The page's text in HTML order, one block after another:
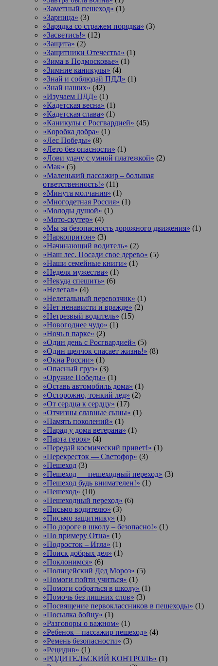
«Заметный пешеход» (1)
«Зарница» (3)
«Зарядка со стражем порядка» (3)
«Засветись!» (12)
«Защита» (2)
«Защитники Отечества» (1)
«Зима в Подмосковье» (1)
«Зимние каникулы» (4)
«Знай и соблюдай ПДД» (1)
«Знай наших» (42)
«Изучаем ПДД» (1)
«Кадетская весна» (1)
«Кадетская слава» (1)
«Каникулы с Росгвардией» (45)
«Коробка добра» (1)
«Лес Победы» (8)
«Лето без опасности» (1)
«Лови удачу с умной платежкой» (2)
«Мак» (5)
«Маленький пассажир – большая
ответственность!» (11)
«Минута молчания» (1)
«Многодетная Россия» (1)
«Молоды душой» (1)
«Мото-скутер» (4)
«Мы за безопасность дорожного движения» (1)
«Наркопритон» (3)
«Начинающий водитель» (2)
«Наш лес. Посади свое дерево» (5)
«Наши семейные книги» (1)
«Неделя мужества» (1)
«Некуда спешить» (6)
«Нелегал» (4)
«Нелегальный перевозчик» (1)
«Нет ненависти и вражде» (2)
«Нетрезвый водитель» (15)
«Новогоднее чудо» (1)
«Ночь в парке» (2)
«Один день с Росгвардией» (5)
«Один щелчок спасает жизнь!» (8)
«Окна России» (1)
«Опасный груз» (3)
«Оружие Победы» (1)
«Оставь автомобиль дома» (1)
«Осторожно, тонкий лед» (2)
«От сердца к сердцу» (17)
«Отчизны славные сыны» (1)
«Память поколений» (1)
«Парад у дома ветерана» (1)
«Парта героя» (4)
«Передай космический привет!» (1)
«Перекресток — Светофор» (3)
«Пешеход (3)
«Пешеход — пешеходный переход» (3)
«Пешеход будь внимателен!» (1)
«Пешеход» (10)
«Пешеходный переход» (6)
«Письмо водителю» (3)
«Письмо защитнику» (1)
«По дороге в школу – безопасно!» (1)
«По примеру Отца» (1)
«Подросток ‒ Игла» (1)
«Поиск добрых дел» (1)
«Поклонимся» (6)
«Полицейский Дед Мороз» (5)
«Помоги пойти учиться» (1)
«Помоги собраться в школу» (1)
«Помочь без лишних слов» (3)
«Посвящение первоклассников в пешеходы» (1)
«Посылка бойцу» (1)
«Разговоры о важном» (1)
«Ребенок – пассажир пешеход» (4)
«Ремень безопасности» (3)
«Рецидив» (1)
«РОДИТЕЛЬСКИЙ КОНТРОЛЬ» (1)